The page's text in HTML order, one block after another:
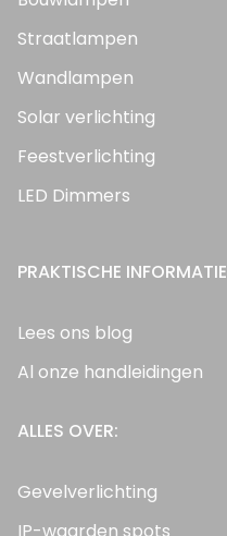
Straatlampen
Wandlampen
Solar verlichting
Feestverlichting
LED Dimmers
PRAKTISCHE INFORMATIE
Lees ons blog
Al onze handleidingen
ALLES OVER:
Gevelverlichting